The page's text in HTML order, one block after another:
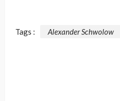
Tags : Alexander Schwolow